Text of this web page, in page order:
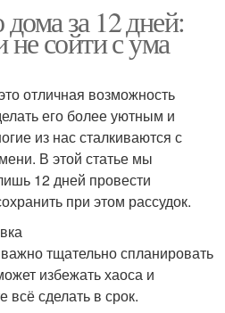
за 12 дней:
не сойти с ума
отличная возможность
его более уютным и
из нас сталкиваются с
В этой статье мы
12 дней провести
при этом рассудок.
тщательно спланировать
избежать хаоса и
всё сделать в срок.